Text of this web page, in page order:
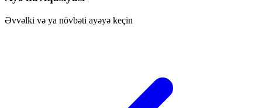
Əvvəlki və ya növbəti ayəyə keçin